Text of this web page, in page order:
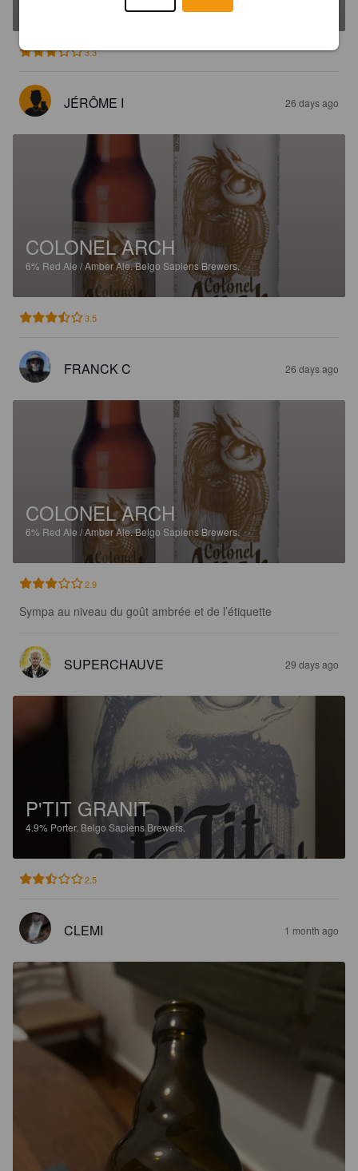
3.3
JÉRÔME I 26 days ago
COLONEL ARCH
6% Red Ale / Amber Ale.Belgo Sapiens Brewers.
3.5
FRANCK C 26 days ago
COLONEL ARCH
6% Red Ale / Amber Ale.Belgo Sapiens Brewers.
2.9
Sympa au niveau du goût ambrée et de l’étiquette
SUPERCHAUVE 29 days ago
P'TIT GRANIT
4.9% Porter. Belgo Sapiens Brewers.
2.5
CLEMI 1 month ago